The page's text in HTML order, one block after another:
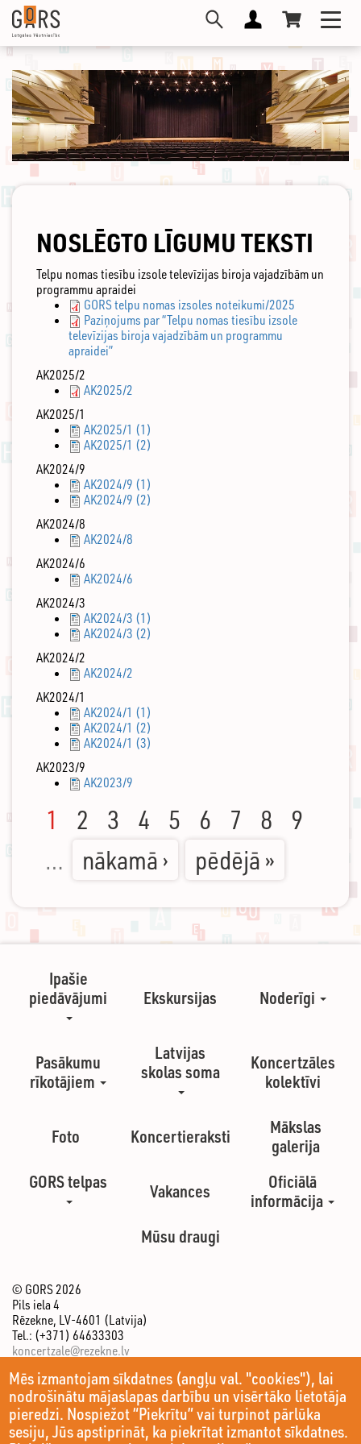
Mēs izmantojam sīkdatnes (angļu val. "cookies"), lai
nodrošinātu mājaslapas darbību un visērtāko lietotāja
pieredzi. Nospiežot “Piekrītu” vai turpinot pārlūka
sesiju, Jūs apstiprināt, ka piekrītat izmantot sīkdatnes.
Pārlekt
galveno
saturu
NOSLĒGTO LĪGUMU TEKSTI
Telpu nomas tiesību izsole televīzijas biroja vajadzībām un
programmu apraidei
GORS telpu nomas izsoles noteikumi/2025
Paziņojums par “Telpu nomas tiesību izsole
televīzijas biroja vajadzībām un programmu
apraidei”
AK2025/2
AK2025/2
AK2025/1
AK2025/1 (1)
AK2025/1 (2)
AK2024/9
AK2024/9 (1)
AK2024/9 (2)
AK2024/8
AK2024/8
AK2024/6
AK2024/6
AK2024/3
AK2024/3 (1)
AK2024/3 (2)
AK2024/2
AK2024/2
AK2024/1
AK2024/1 (1)
AK2024/1 (2)
AK2024/1 (3)
AK2023/9
AK2023/9
1 2 3 4 5 6 7 8
9
…
nākamā › pēdējā »
Ipašie
piedāvājumi
Ekskursijas Noderīgi
Pasākumu
rīkotājiem
Latvijas
skolas soma
Koncertzāles
kolektīvi
Foto Koncertieraksti
Mākslas
galerija
GORS telpas
Vakances
Oficiālā
informācija
Mūsu draugi
© GORS 2026
Pils iela 4
Rēzekne, LV-4601 (Latvija)
Tel.: (+371) 64633303
koncertzale@rezekne.lv